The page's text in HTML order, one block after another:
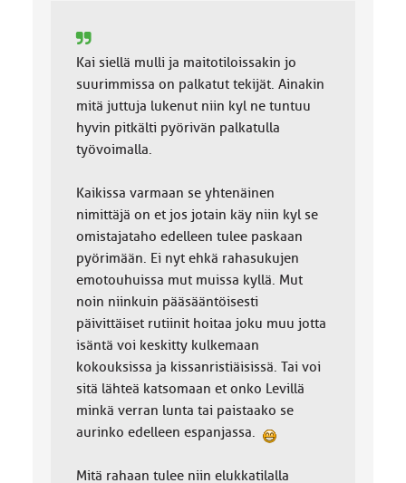
Kai siellä mulli ja maitotiloissakin jo
suurimmissa on palkatut tekijät. Ainakin
mitä juttuja lukenut niin kyl ne tuntuu
hyvin pitkälti pyörivän palkatulla
työvoimalla.
Kaikissa varmaan se yhtenäinen
nimittäjä on et jos jotain käy niin kyl se
omistajataho edelleen tulee paskaan
pyörimään. Ei nyt ehkä rahasukujen
emotouhuissa mut muissa kyllä. Mut
noin niinkuin pääsääntöisesti
päivittäiset rutiinit hoitaa joku muu jotta
isäntä voi keskitty kulkemaan
kokouksissa ja kissanristiäisissä. Tai voi
sitä lähteä katsomaan et onko Levillä
minkä verran lunta tai paistaako se
aurinko edelleen espanjassa.
Mitä rahaan tulee niin elukkatilalla